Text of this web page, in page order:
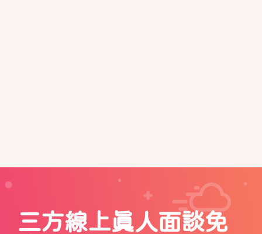
三方線上真人面談免